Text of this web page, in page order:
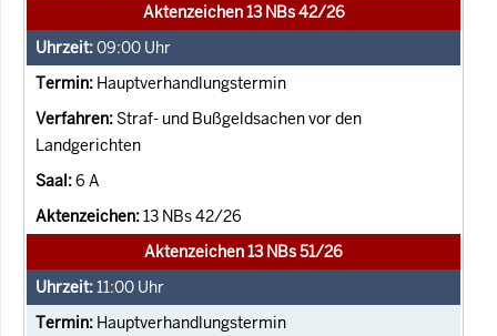
Aktenzeichen 13 NBs 42/26
09:00 Uhr
Hauptverhandlungstermin
Straf- und Bußgeldsachen vor den
Landgerichten
6 A
13 NBs 42/26
Aktenzeichen 13 NBs 51/26
11:00 Uhr
Hauptverhandlungstermin